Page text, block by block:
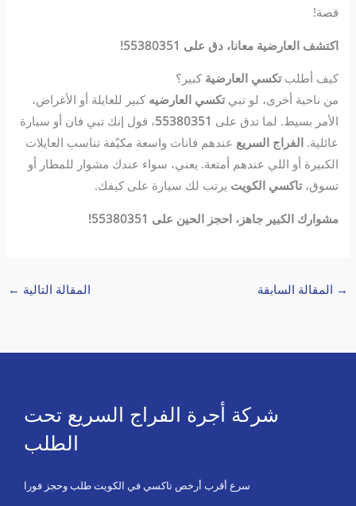
قصة!
اكتشف العارضية معانا، دق على 55380351!
كيف أطلبتكسي العارضية كبير؟
من ناحية أخرى، لو تبيتكسي العارضيه كبير للعايلة أو الأغراض،
الأمر بسيط. لما تدق على 55380351، قول إنك تبي فان أو سيارة
عائلية.الفراج السريع عندهم فانات واسعة مكيّفة تناسب العايلات
الكبيرة أو اللي عندهم أمتعة. يعني، سواء عندك مشوار للمطار أو
تسوق،تاكسي الكويت يرتب لك سيارة على كيفك.
مشوارك الكبير جاهز، احجز الحين على 55380351!
→ المقالة السابقة المقالة التالية ←
شركة أجرة الفراج السريع تحت
الطلب
سرع أقرب أرخص تاكسي في الكويت طلب وحجز فورا